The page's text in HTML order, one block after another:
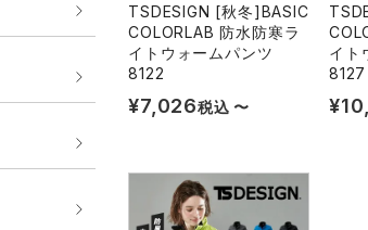
TSDESIGN [秋冬]BASIC
COLORLAB 防水防寒ラ
イトウォームパンツ
8122
¥7,026税込 〜
イト
8127
¥